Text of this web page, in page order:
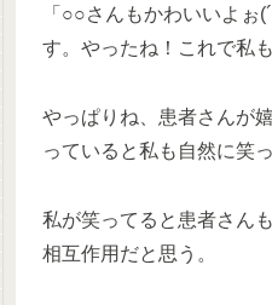
「○○さんもかわいいよぉ
す。やったね！これで私
やっぱりね、患者さんが
っていると私も自然に笑
私が笑ってると患者さん
相互作用だと思う。